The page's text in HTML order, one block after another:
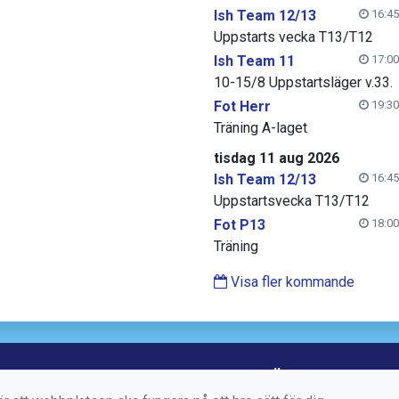
Ish Team 12/13
Uppstarts vecka T13/T12
Ish Team 11
10-15/8 Uppstartsläger v.33.
Fot Herr
Träning A-laget
tisdag 11 aug 2026
Ish Team 12/13
Uppstartsvecka T13/T12
Fot P13
Träning
Visa fler kommande